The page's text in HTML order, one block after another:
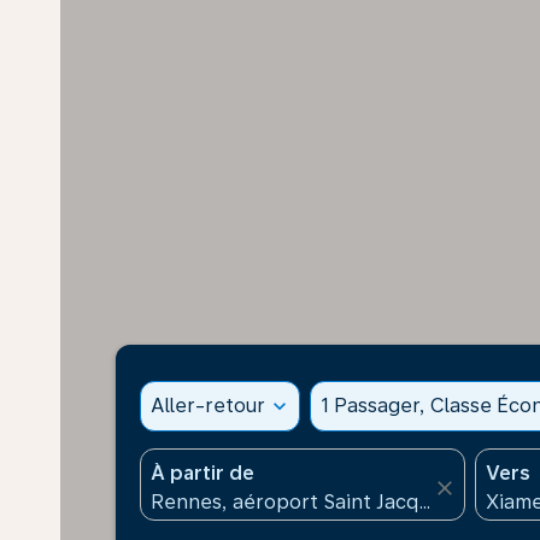
Aller-retour expand_more 1 Passager, Classe
À partir de
close
Vers